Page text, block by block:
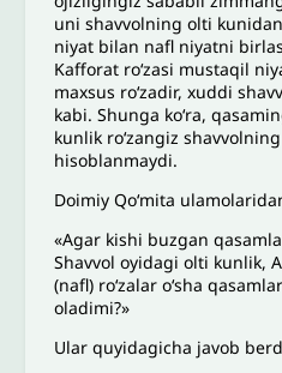
uni shavvolning olti
niyat bilan nafl niyatni
Kafforat ro‘zasi mustaqil
maxsus ro‘zadir, xuddi
kabi. Shunga ko‘ra,
kunlik ro‘zangiz
hisoblanmaydi.
Doimiy Qo‘mita
«Agar kishi buzgan
Shavvol oyidagi olti kunlik,
(nafl) ro‘zalar o‘sha
oladimi?»
Ular quyidagicha javob